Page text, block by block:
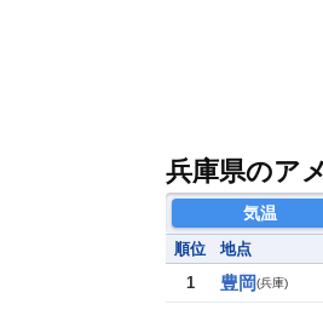
兵庫県のア
気温
順位 地点
1
豊岡(兵庫)